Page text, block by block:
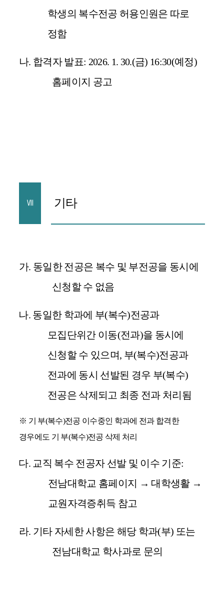
학생의 복수전공 허용인원은 따로
정함
나. 합격자 발표: 2026. 1. 30.(금) 16:30(예정)
홈페이지 공고
Ⅶ 기타
가. 동일한 전공은 복수 및 부전공을 동시에
신청할 수 없음
나. 동일한 학과에 부(복수)전공과
모집단위간 이동(전과)을 동시에
신청할 수 있으며, 부(복수)전공과
전과에 동시 선발된 경우 부(복수)
전공은 삭제되고 최종 전과 처리됨
※ 기 부(복수)전공 이수중인 학과에 전과 합격한
경우에도 기 부(복수)전공 삭제 처리
다. 교직 복수 전공자 선발 및 이수 기준:
전남대학교 홈페이지
→ 대학생활 →
교원자격증취득 참고
라. 기타 자세한 사항은 해당 학과(부) 또는
전남대학교 학사과로 문의